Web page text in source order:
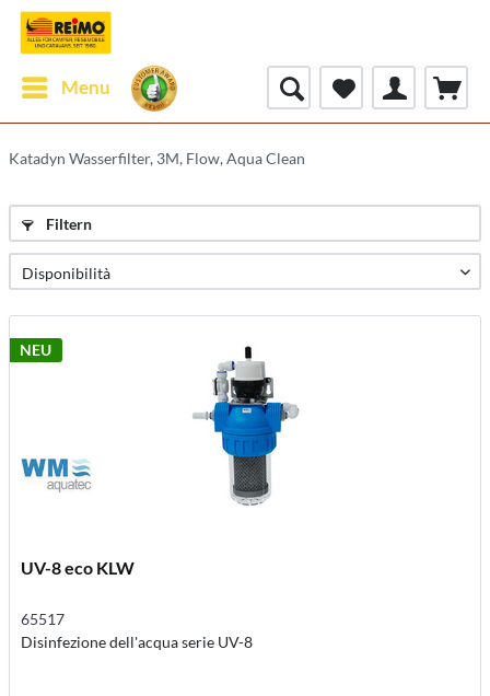
Menu
Katadyn Wasserfilter, 3M, Flow, Aqua Clean
Filtern
NEU
UV-8 eco KLW
65517
Disinfezione dell'acqua serie UV-8